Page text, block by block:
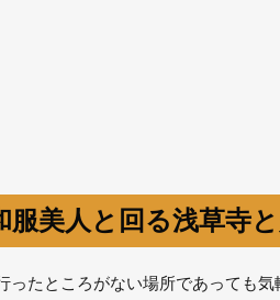
服美人と回る浅草寺
ったところがない場所であっても